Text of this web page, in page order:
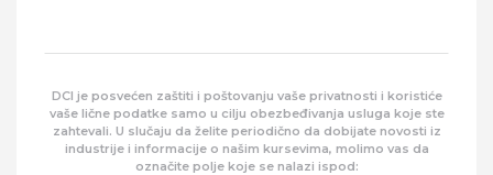
this field empty.
DCI je posvećen zaštiti i poštovanju vaše privatnosti i koristiće
vaše lične podatke samo u cilju obezbeđivanja usluga koje ste
zahtevali. U slučaju da želite periodično da dobijate novosti iz
industrije i informacije o našim kursevima, molimo vas da
označite polje koje se nalazi ispod: